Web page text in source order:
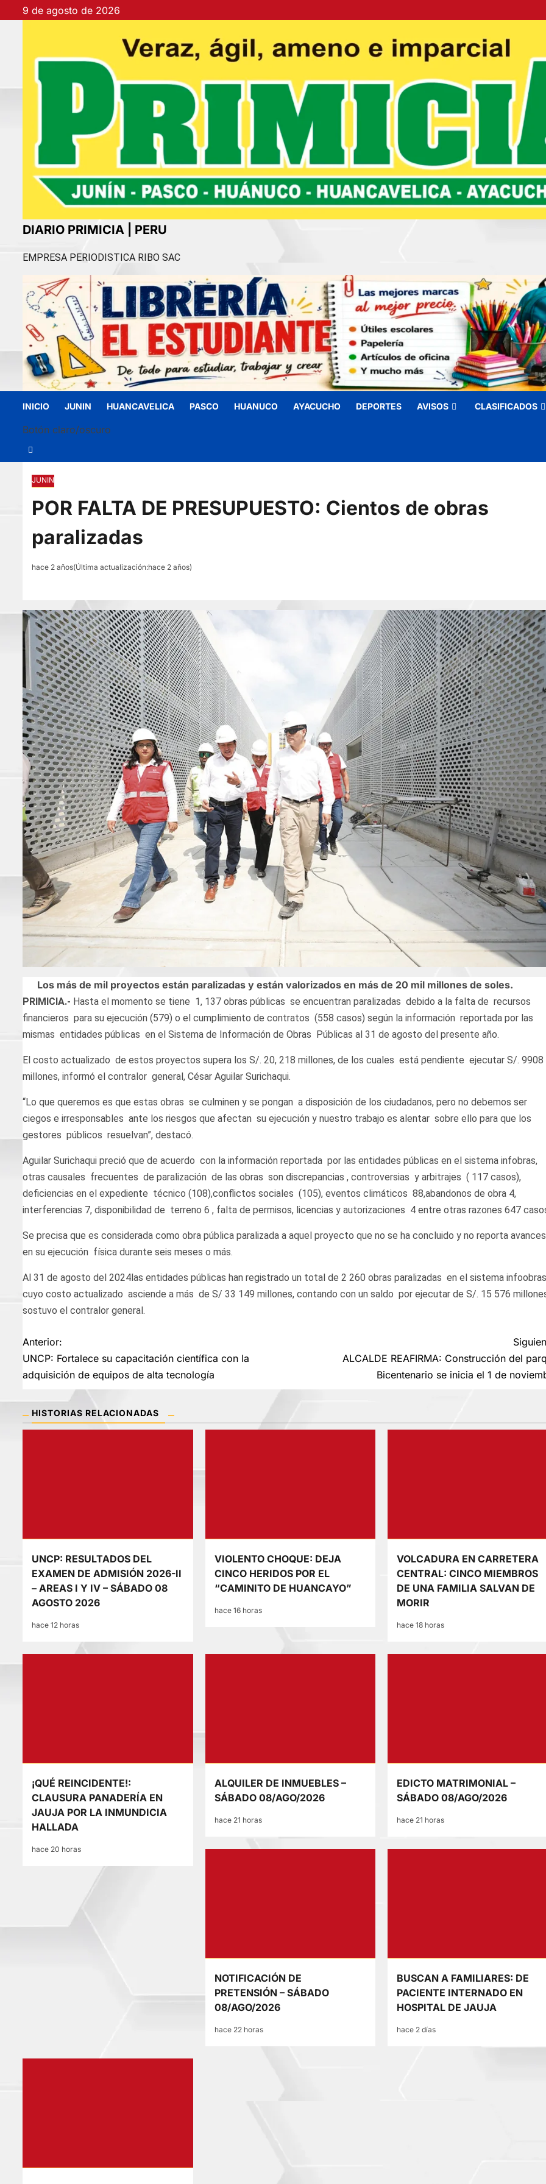
al
9 de agosto de 2026
DIARIO PRIMICIA | PERU
EMPRESA PERIODISTICA RIBO SAC
INICIO JUNIN HUANCAVELICA PASCO HUANUCO AYACUCHO DEPORTES AVISOS CLASIFICADOS
Botón claro/oscuro
JUNIN
POR FALTA DE PRESUPUESTO: Cientos de obras
paralizadas
hace 2 años(Última actualización:hace 2 años)
Los más de mil proyectos están paralizadas y están valorizados en más de 20 mil millones de soles.
PRIMICIA.- Hasta el momento se tiene 1, 137 obras públicas se encuentran paralizadas debido a la falta de recursos
financieros para su ejecución (579) o el cumplimiento de contratos (558 casos) según la información reportada por las
mismas entidades públicas en el Sistema de Información de Obras Públicas al 31 de agosto del presente año.
El costo actualizado de estos proyectos supera los S/. 20, 218 millones, de los cuales está pendiente ejecutar S/. 9908
millones, informó el contralor general, César Aguilar Surichaqui.
“Lo que queremos es que estas obras se culminen y se pongan a disposición de los ciudadanos, pero no debemos ser
ciegos e irresponsables ante los riesgos que afectan su ejecución y nuestro trabajo es alentar sobre ello para que los
gestores públicos resuelvan”, destacó.
Aguilar Surichaqui preció que de acuerdo con la información reportada por las entidades públicas en el sistema infobras,
otras causales frecuentes de paralización de las obras son discrepancias , controversias y arbitrajes ( 117 casos),
deficiencias en el expediente técnico (108),conflictos sociales (105), eventos climáticos 88,abandonos de obra 4,
interferencias 7, disponibilidad de terreno 6 , falta de permisos, licencias y autorizaciones 4 entre otras razones 647
Se precisa que es considerada como obra pública paralizada a aquel proyecto que no se ha concluido y no reporta avances
en su ejecución física durante seis meses o más.
Al 31 de agosto del 2024las entidades públicas han registrado un total de 2 260 obras paralizadas en el sistema
cuyo costo actualizado asciende a más de S/ 33 149 millones, contando con un saldo por ejecutar de S/. 15 576
sostuvo el contralor general.
Navegación
de
entradas
Anterior:
UNCP: Fortalece su capacitación científica con la
adquisición de equipos de alta tecnología
ALCALDE REAFIRMA: Construcción del
Bicentenario se inicia el 1 de
HISTORIAS RELACIONADAS
UNCP: RESULTADOS DEL
EXAMEN DE ADMISIÓN 2026-II
– AREAS I Y IV – SÁBADO 08
AGOSTO 2026
hace 12 horas
VIOLENTO CHOQUE: DEJA
CINCO HERIDOS POR EL
“CAMINITO DE HUANCAYO”
hace 16 horas
VOLCADURA EN CARRETERA
CENTRAL: CINCO MIEMBROS
DE UNA FAMILIA SALVAN DE
MORIR
hace 18 horas
¡QUÉ REINCIDENTE!:
CLAUSURA PANADERÍA EN
JAUJA POR LA INMUNDICIA
HALLADA
hace 20 horas
ALQUILER DE INMUEBLES –
SÁBADO 08/AGO/2026
hace 21 horas
EDICTO MATRIMONIAL –
SÁBADO 08/AGO/2026
hace 21 horas
NOTIFICACIÓN DE
PRETENSIÓN – SÁBADO
08/AGO/2026
hace 22 horas
BUSCAN A FAMILIARES: DE
PACIENTE INTERNADO EN
HOSPITAL DE JAUJA
hace 2 días